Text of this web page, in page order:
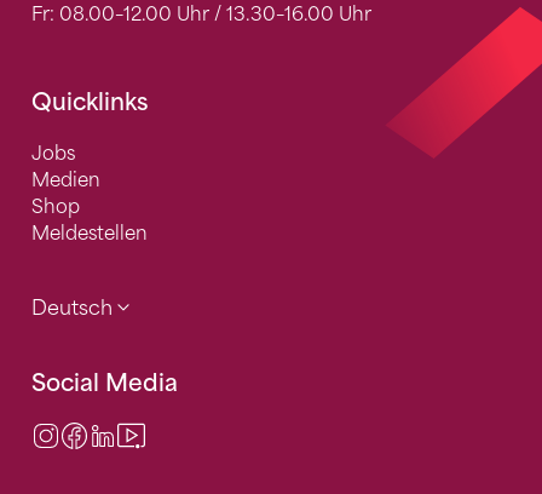
Fr: 08.00–12.00 Uhr / 13.30–16.00 Uhr
Quicklinks
Jobs
Medien
Shop
Meldestellen
Deutsch
Social Media
Instagram
Facebook
LinkedIn